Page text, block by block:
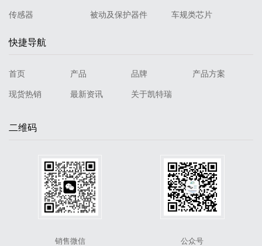
传感器 被动及保护器件 车规类芯片
快捷导航
首页 产品 品牌 产品方案
现货热销 最新资讯 关于凯特瑞
二维码
销售微信 公众号